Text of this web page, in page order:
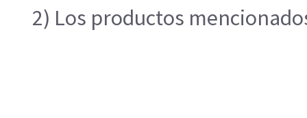
2) Los productos